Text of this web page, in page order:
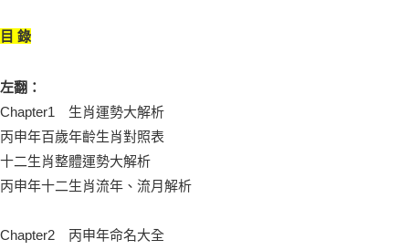
目 錄
左翻：
Chapter1 生肖運勢大解析
丙申年百歲年齡生肖對照表
十二生肖整體運勢大解析
丙申年十二生肖流年、流月解析
Chapter2 丙申年命名大全